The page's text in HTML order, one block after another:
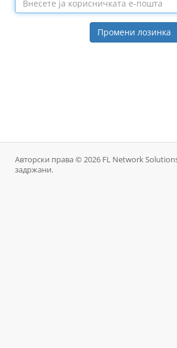
Промени лозинка
Авторски права © 2026 FL Network
задржани.